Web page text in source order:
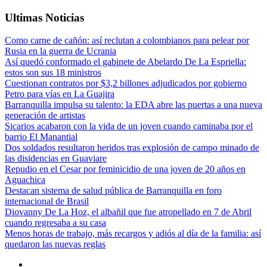
Ultimas Noticias
Como carne de cañón: así reclutan a colombianos para pelear por
Rusia en la guerra de Ucrania
Así quedó conformado el gabinete de Abelardo De La Espriella:
estos son sus 18 ministros
Cuestionan contratos por $3,2 billones adjudicados por gobierno
Petro para vías en La Guajira
Barranquilla impulsa su talento: la EDA abre las puertas a una nueva
generación de artistas
Sicarios acabaron con la vida de un joven cuando caminaba por el
barrio El Manantial
Dos soldados resultaron heridos tras explosión de campo minado de
las disidencias en Guaviare
Repudio en el Cesar por feminicidio de una joven de 20 años en
Aguachica
Destacan sistema de salud pública de Barranquilla en foro
internacional de Brasil
Diovanny De La Hoz, el albañil que fue atropellado en 7 de Abril
cuando regresaba a su casa
Menos horas de trabajo, más recargos y adiós al día de la familia: así
quedaron las nuevas reglas